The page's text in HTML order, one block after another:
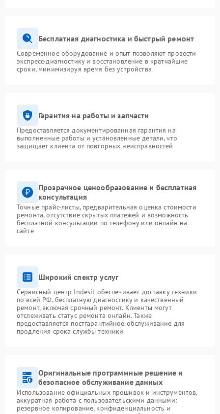
Бесплатная диагностика и быстрый ремонт
Современное оборудование и опыт позволяют провести
экспресс-диагностику и восстановление в кратчайшие
сроки, минимизируя время без устройства
Гарантия на работы и запчасти
Предоставляется документированная гарантия на
выполненные работы и установленные детали, что
защищает клиента от повторных неисправностей
Прозрачное ценообразование и бесплатная
консультация
Точные прайс-листы, предварительная оценка стоимости
ремонта, отсутствие скрытых платежей и возможность
бесплатной консультации по телефону или онлайн на
сайте
Широкий спектр услуг
Сервисный центр Indesit обеспечивает доставку техники
по всей РФ, бесплатную диагностику и качественный
ремонт, включая срочный ремонт. Клиенты могут
отслеживать статус ремонта онлайн. Также
предоставляется постгарантийное обслуживание для
продления срока службы техники
Оригинальные программные решение и
безопасное обслуживание данных
Использование официальных прошивок и инструментов,
аккуратная работа с пользовательскими данными:
резервное копирование, конфиденциальность и